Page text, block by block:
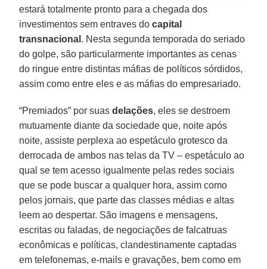
estará totalmente pronto para a chegada dos
investimentos sem entraves docapital
transnacional . Nesta segunda temporada do seriado
do golpe, são particularmente importantes as cenas
do ringue entre distintas máfias de políticos sórdidos,
assim como entre eles e as máfias do empresariado.
“Premiados” por suasdelações, eles se destroem
mutuamente diante da sociedade que, noite após
noite, assiste perplexa ao espetáculo grotesco da
derrocada de ambos nas telas da TV – espetáculo ao
qual se tem acesso igualmente pelas redes sociais
que se pode buscar a qualquer hora, assim como
pelos jornais, que parte das classes médias e altas
leem ao despertar. São imagens e mensagens,
escritas ou faladas, de negociações de falcatruas
econômicas e políticas, clandestinamente captadas
em telefonemas, e-mails e gravações, bem como em